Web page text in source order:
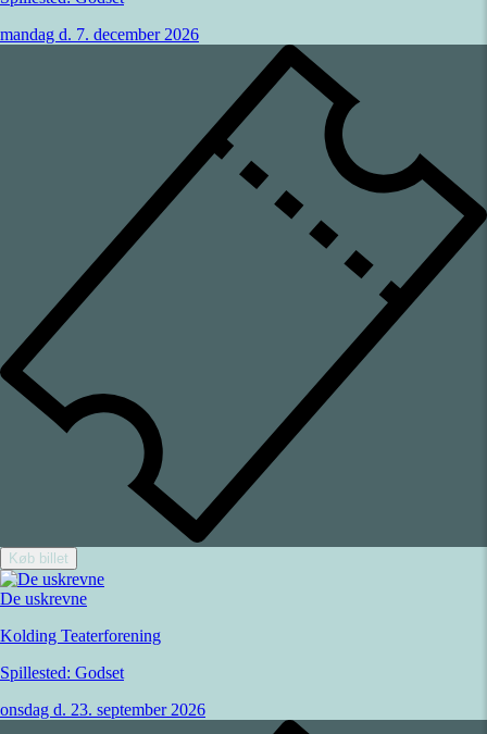
mandag d. 7. december 2026
Køb billet
De uskrevne
Kolding Teaterforening
Spillested: Godset
onsdag d. 23. september 2026